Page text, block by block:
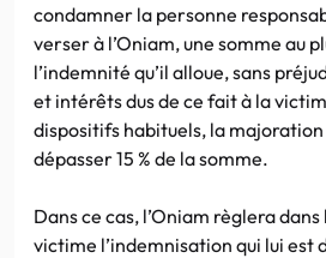
condamner la personne
verser à l’Oniam, une somme au
l’indemnité qu’il alloue, sans
et intérêts dus de ce fait à la
dispositifs habituels, la
dépasser 15 % de la somme.
Dans ce cas, l’Oniam règlera
victime l’indemnisation qui lui est